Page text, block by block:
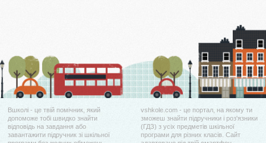
Вшколі - це твій помічник, який
допоможе тобі швидко знайти
відповідь на завдання або
завантажити підручник зі шкільної
vshkole.com - це портал, на якому ти
зможеш знайти підручники і роз'язники
(ГДЗ) з усіх предметів шкільної
програми для різних класів. Сайт